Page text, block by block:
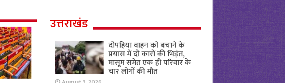
उत्तराखंड
दोपहिया वाहन को बचाने के
प्रयास में दो कारों की भिड़ंत,
मासूम समेत एक ही परिवार के
चार लोगों की मौत